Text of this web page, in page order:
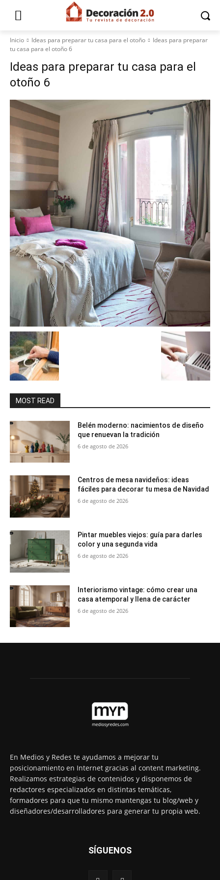
Inicio Ideas para preparar tu casa para el otoño
Ideas para preparar
tu casa para el otoño 6
Ideas para preparar tu casa para el
otoño 6
MOST READ
Belén moderno: nacimientos de diseño
que renuevan la tradición
6 de agosto de 2026
Centros de mesa navideños: ideas
fáciles para decorar tu mesa de Navidad
6 de agosto de 2026
Pintar muebles viejos: guía para darles
color y una segunda vida
6 de agosto de 2026
Interiorismo vintage: cómo crear una
casa atemporal y llena de carácter
6 de agosto de 2026
En Medios y Redes te ayudamos a mejorar tu
posicionamiento en Internet gracias al content marketing.
Realizamos estrategias de contenidos y disponemos de
redactores especializados en distintas temáticas,
formadores para que tu mismo mantengas tu blog/web y
diseñadores/desarrolladores para generar tu propia web.
SÍGUENOS